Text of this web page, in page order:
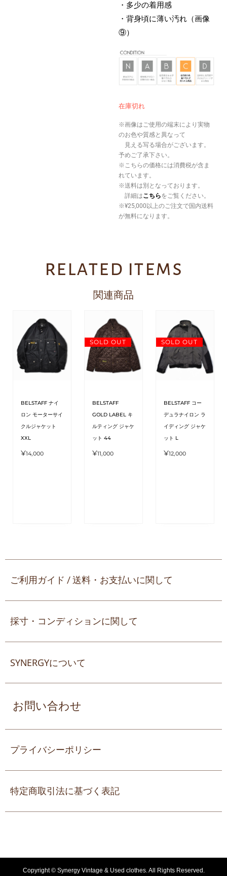
・多少の着用感
・背身頃に薄い汚れ（画像
⑨）
在庫切れ
※画像はご使用の端末により実物
のお色や質感と異なって
見える写る場合がございます。
予めご了承下さい。
※こちらの価格には消費税が含ま
れています。
※送料は別となっております。
詳細はこちらをご覧ください。
※¥25,000以上のご注文で国内送料
が無料になります。
related items
関連商品
BELSTAFF ナイ
ロン モーターサイ
クルジャケット
XXL
¥14,000
SOLD OUT
BELSTAFF
GOLD LABEL キ
ルティング ジャケ
ット 44
¥11,000
SOLD OUT
BELSTAFF コー
デュラナイロン ラ
イディング ジャケ
ット L
¥12,000
ご利用ガイド / 送料・お支払いに関して
採寸・コンディションに関して
SYNERGYについて
お問い合わせ
プライバシーポリシー
特定商取引法に基づく表記
Copyright ©Synergy Vintage & Used clothes. All Rights Reserved.